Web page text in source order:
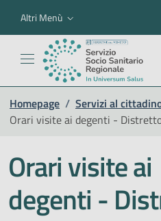
Altri Menù
Homepage / Servizi al
Orari visite ai degenti -
Orari visite ai
degenti -